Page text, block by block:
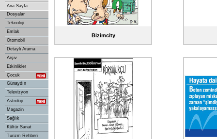
Ana Sayfa
Dosyalar
Teknoloji
Emlak
Otomobil
Detaylı Arama
Arşiv
Etkinlikler
Çocuk
Günaydın
Televizyon
Astroloji
Magazin
Sağlık
Kültür Sanat
Turizm Rehberi
Bizimcity